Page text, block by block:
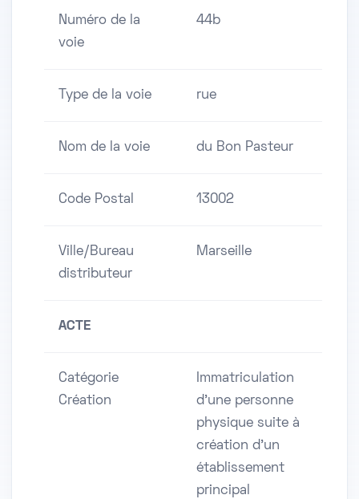
Numéro de la
voie
44b
Type de la voie rue
Nom de la voie du Bon Pasteur
Code Postal 13002
Ville/Bureau
distributeur
Marseille
ACTE
Catégorie
Création
Immatriculation
d'une personne
physique suite à
création d'un
établissement
principal